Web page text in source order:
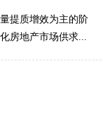
提质增效为主的阶
房地产市场供求...